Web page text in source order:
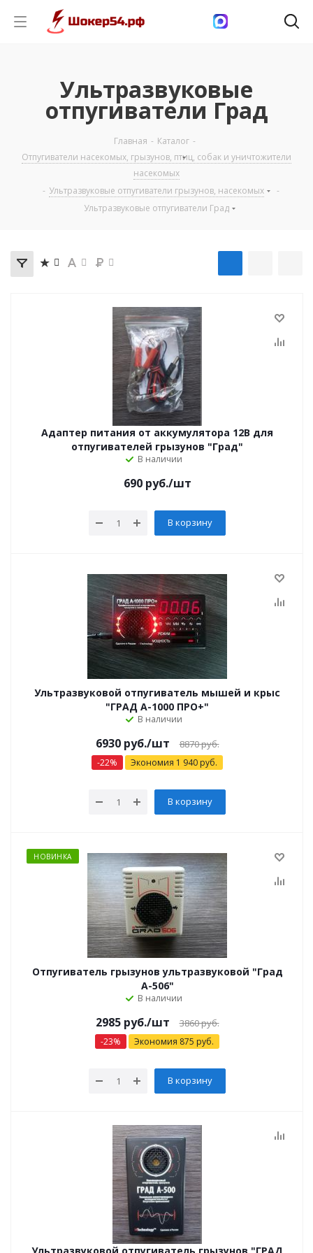
Ультразвуковые
отпугиватели Град
Главная - Каталог -
Отпугиватели насекомых, грызунов, птиц, собак и уничтожители
насекомых
- Ультразвуковые отпугиватели грызунов, насекомых
-
Ультразвуковые отпугиватели Град
Адаптер питания от аккумулятора 12В для
отпугивателей грызунов "Град"
В наличии
690руб./шт
В корзину
Ультразвуковой отпугиватель мышей и крыс
"ГРАД А-1000 ПРО+"
В наличии
6930 руб./шт 8870 руб.
-22% Экономия 1 940 руб.
В корзину
НОВИНКА
Отпугиватель грызунов ультразвуковой "Град
А-506"
В наличии
2985 руб./шт 3860 руб.
-23% Экономия 875 руб.
В корзину